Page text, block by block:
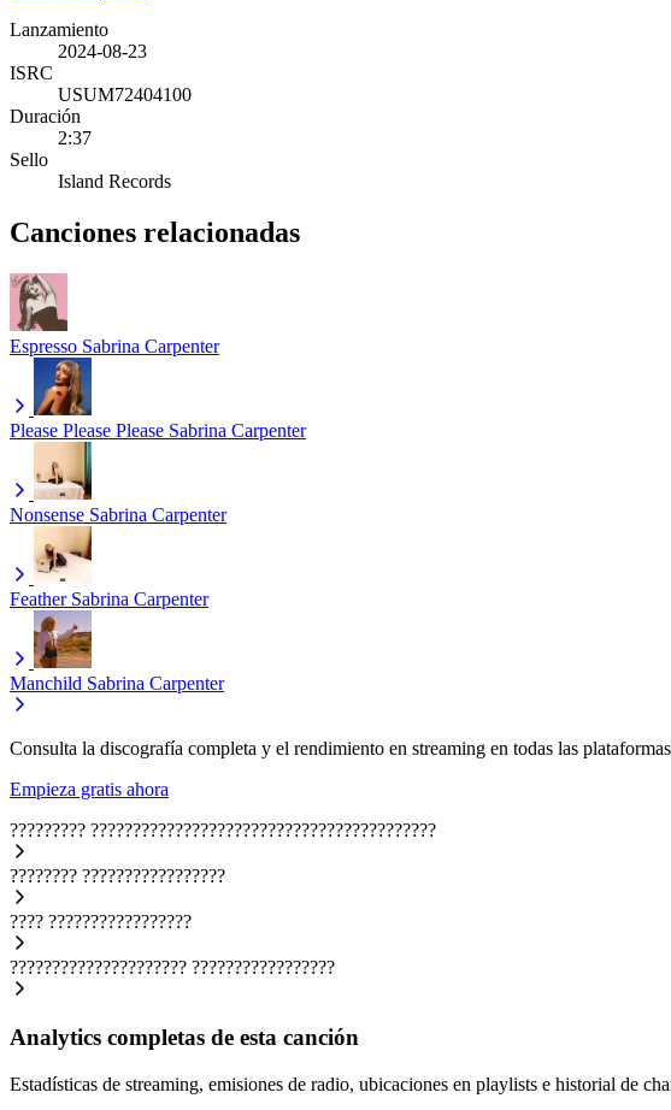
Lanzamiento
2024-08-23
ISRC
USUM72404100
Duración
2:37
Sello
Island Records
Canciones relacionadas
Espresso Sabrina Carpenter
Please Please Please Sabrina Carpenter
Nonsense Sabrina Carpenter
Feather Sabrina Carpenter
Manchild Sabrina Carpenter
Consulta la discografía completa y el rendimiento en streaming en todas las
Empieza gratis ahora
????????? ?????????????????????????????????????????
???????? ?????????????????
???? ?????????????????
????????????????????? ?????????????????
Analytics completas de esta canción
Estadísticas de streaming, emisiones de radio, ubicaciones en playlists e historial de